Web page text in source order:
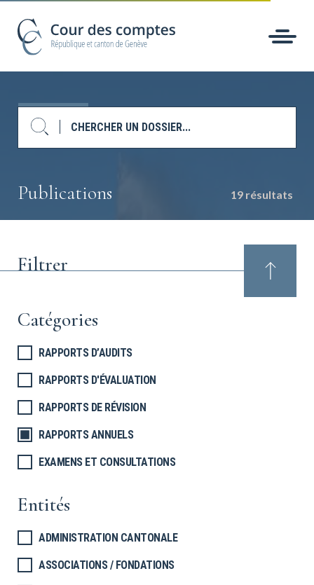
Publications 19 résultats
Filtrer
Catégories
RAPPORTS D’AUDITS
RAPPORTS D'ÉVALUATION
RAPPORTS DE RÉVISION
RAPPORTS ANNUELS
EXAMENS ET CONSULTATIONS
Entités
ADMINISTRATION CANTONALE
ASSOCIATIONS / FONDATIONS